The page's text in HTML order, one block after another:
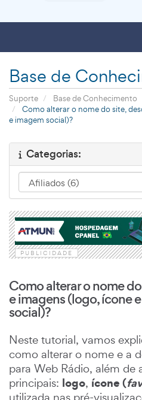
Base de
Suporte Base de Conhecimento
Como alterar o nome do site,
e imagem social)?
Categorias:
PUBLICIDADE
Como alterar o nome
e imagens (logo, ícone
social)?
Neste tutorial, vamos
como alterar o nome e a
para Web Rádio, além de
principais: logo, ícone (
utilizada nas pré-